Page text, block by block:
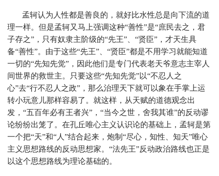
孟轲认为人性都是善良的，就好比水性总是向下流的道
理一样。但是孟轲又马上强调这种“善性”是“庶民去之，君
子存之”，只有奴隶主阶级的“先王”、“贤臣”，才天生具
备“善性”。由于这些“先王”、“贤臣”都是不用学习就能知道
一切的“先知先觉”，因此他们是专门代表老天爷意志主宰人
间世界的救世主。只要这些“先知先觉”以“不忍人之
心”去“行不忍人之政”，那么治理天下就可以象在手掌上运
转小玩意儿那样容易了。就这样，从天赋的道德观念出
发，“五百年必有王者兴”，“当今之世，舍我其谁”的反动谬
论纷纷出笼了。在孔丘唯心主义认识论的基础上，孟轲是第
一个把“天”和“人”结合起来，炮制“尽心，知性、知天”唯心
主义思想路线的反动思想家。“法先王”反动政治路线也正是
以这个思想路线为理论基础的。